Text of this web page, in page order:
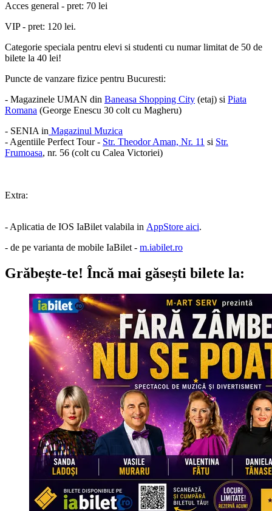
Acces general - pret: 70 lei
VIP - pret: 120 lei.
Categorie speciala pentru elevi si studenti cu numar limitat de 50 de
bilete la 40 lei!
Puncte de vanzare fizice pentru Bucuresti:
- Magazinele UMAN din Baneasa Shopping City (etaj) si Piata
Romana (George Enescu 30 colt cu Magheru)
- SENIA in Magazinul Muzica
- Agentiile Perfect Tour - Str. Theodor Aman, Nr. 11 si Str.
Frumoasa, nr. 56 (colt cu Calea Victoriei)
Extra:
- Aplicatia de IOS IaBilet valabila in AppStore aici.
- de pe varianta de mobile IaBilet - m.iabilet.ro
Grăbește-te! Încă mai găsești bilete la: